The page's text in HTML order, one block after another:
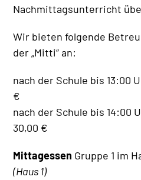
Nachmittagsunterricht
Wir bieten folgende
der „Mitti“ an:
nach der Schule bis 13:00
€
nach der Schule bis 14:00
30,00 €
Mittagessen Gruppe 1 im
(Haus 1)